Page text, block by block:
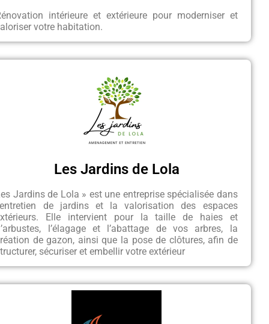
intérieure et extérieure pour moderniser et
votre habitation.
Les Jardins de Lola
Jardins de Lola » est une entreprise spécialisée dans
de jardins et la valorisation des espaces
Elle intervient pour la taille de haies et
l’élagage et l’abattage de vos arbres, la
de gazon, ainsi que la pose de clôtures, afin de
sécuriser et embellir votre extérieur